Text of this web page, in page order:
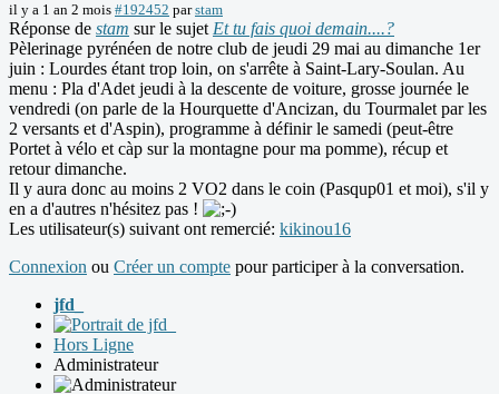
il y a 1 an 2 mois #192452 parstam
Réponse de stam sur le sujet Et tu fais quoi demain....?
Pèlerinage pyrénéen de notre club de jeudi 29 mai au dimanche 1er
juin : Lourdes étant trop loin, on s'arrête à Saint-Lary-Soulan. Au
menu : Pla d'Adet jeudi à la descente de voiture, grosse journée le
vendredi (on parle de la Hourquette d'Ancizan, du Tourmalet par les
2 versants et d'Aspin), programme à définir le samedi (peut-être
Portet à vélo et càp sur la montagne pour ma pomme), récup et
retour dimanche.
Il y aura donc au moins 2 VO2 dans le coin (Pasqup01 et moi), s'il y
en a d'autres n'hésitez pas !
Les utilisateur(s) suivant ont remercié: kikinou16
Connexion ou Créer un compte pour participer à la conversation.
jfd_
Hors Ligne
Administrateur